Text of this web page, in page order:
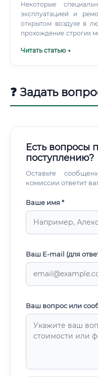
Некоторые
эксплуатацией и
открытом воздухе в
прохождение строгих
путь в профессию
магистратуры).
Читать статью →
❓ Задать
Есть вопросы
поступлению?
Оставьте
комиссии ответит
Ваше имя *
Ваш E-mail (для
Ваш вопрос или